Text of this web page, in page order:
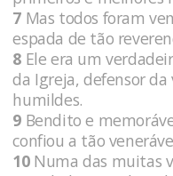
7 Mas todos foram
espada de tão
8 Ele era um
da Igreja, defensor
humildes.
9 Bendito e
confiou a tão
10Numa das muitas